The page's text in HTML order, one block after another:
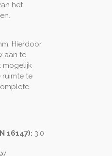
het
Hierdoor
aan te
mogelijk
te
16147): 3,0